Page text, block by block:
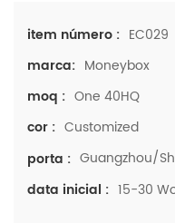
item número : EC029
marca: Moneybox
moq : One 40HQ
cor : Customized
porta : Guangzhou/
data inicial : 15-30